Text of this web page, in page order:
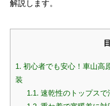
解説します。
1. 初心者でも安心！車山高
装
1.1. 速乾性のトップスで